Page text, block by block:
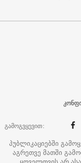
გამოგვყევით:
პუბლიკაციებში
აგრეთვე მათში